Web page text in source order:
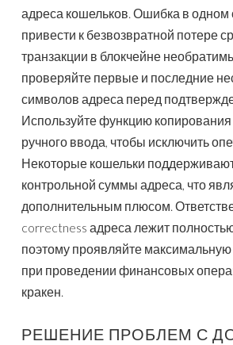
адреса кошельков. Ошибка в
привести к безвозвратной потере
транзакции в блокчейне
проверяйте первые и последние
символов адреса перед
Используйте функцию копирования
ручного ввода, чтобы исключить
Некоторые кошельки
контрольной суммы адреса, что
дополнительным плюсом.
correctness адреса лежит
поэтому проявляйте
при проведении финансовых
кракен.
РЕШЕНИЕ ПРОБЛЕМ С